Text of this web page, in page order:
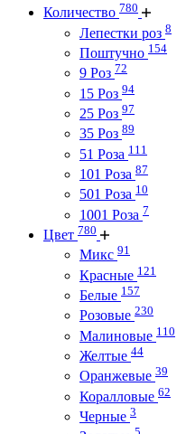
Количество 780
Лепестки роз 8
Поштучно 154
9 Роз 72
15 Роз 94
25 Роз 97
35 Роз 89
51 Роза 111
101 Роза 87
501 Роза 10
1001 Роза 7
Цвет 780
Микс 91
Красные 121
Белые 157
Розовые 230
Малиновые 110
Желтые 44
Оранжевые 39
Коралловые 62
Черные 3